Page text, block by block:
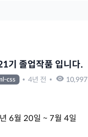
기 졸업작품 입니다.
css • 4년 전 • 10,997
6월 20일 ~ 7월 4일